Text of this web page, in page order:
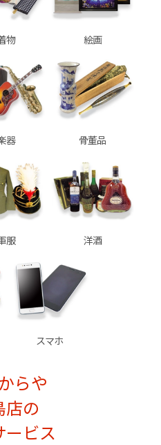
物 絵画
器 骨董品
服 洋酒
スマホ
らや
店の
ービス